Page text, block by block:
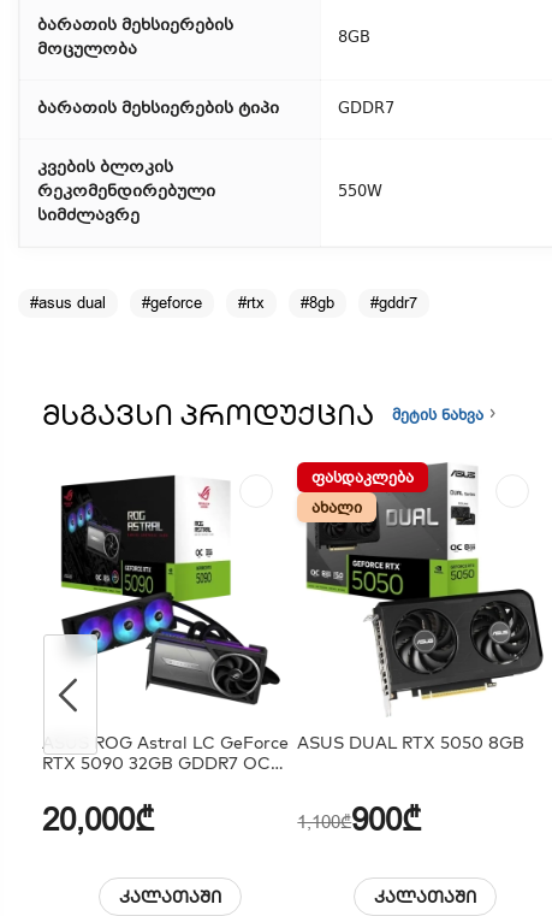
ბარათის მეხსიერების
მოცულობა
8GB
ბარათის მეხსიერების ტიპი GDDR7
კვების ბლოკის
რეკომენდირებული
სიმძლავრე
550W
#asus dual #geforce #rtx #8gb #gddr7
ᲛᲡᲒᲐᲕᲡᲘ ᲞᲠᲝᲓᲣᲥᲪᲘᲐ მეტის ნახვა
ASUS ROG Astral LC GeForce
RTX 5090 32GB GDDR7 OC
20,000₾
კალათაში
ᲤᲐᲡᲓᲐᲙᲚᲔᲑᲐ
ᲐᲮᲐᲚᲘ
ASUS DUAL RTX 5050 8GB
1,100₾900₾
კალათაში